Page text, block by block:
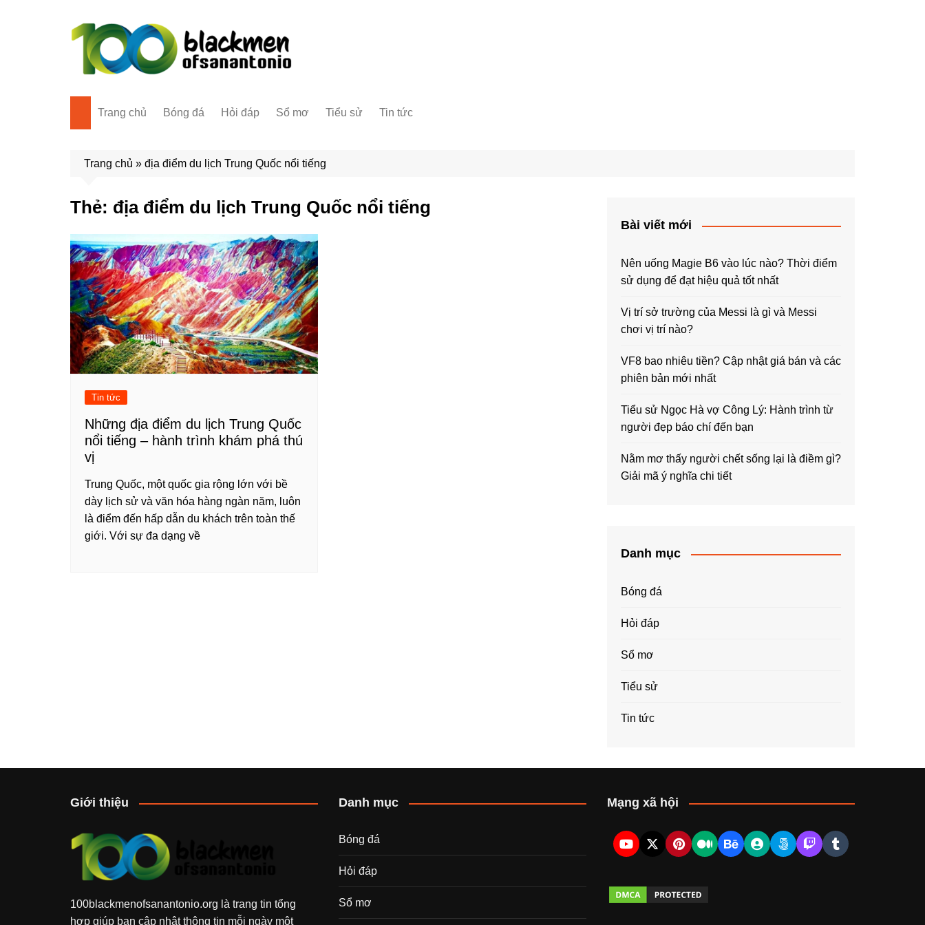
Trang chủ Bóng đá Hỏi đáp Sổ mơ Tiểu sử Tin tức
Trang chủ » địa điểm du lịch Trung Quốc nổi tiếng
Thẻ: địa điểm du lịch Trung Quốc nổi tiếng
Tin tức
Những địa điểm du lịch Trung Quốc
nổi tiếng – hành trình khám phá thú
vị
Trung Quốc, một quốc gia rộng lớn với bề
dày lịch sử và văn hóa hàng ngàn năm, luôn
là điểm đến hấp dẫn du khách trên toàn thế
giới. Với sự đa dạng về
Bài viết mới
Nên uống Magie B6 vào lúc nào? Thời điểm
sử dụng để đạt hiệu quả tốt nhất
Vị trí sở trường của Messi là gì và Messi
chơi vị trí nào?
VF8 bao nhiêu tiền? Cập nhật giá bán và các
phiên bản mới nhất
Tiểu sử Ngọc Hà vợ Công Lý: Hành trình từ
người đẹp báo chí đến bạn
Nằm mơ thấy người chết sống lại là điềm gì?
Giải mã ý nghĩa chi tiết
Danh mục
Bóng đá
Hỏi đáp
Sổ mơ
Tiểu sử
Tin tức
Giới thiệu
100blackmenofsanantonio.org là trang tin tổng
hợp giúp bạn cập nhật thông tin mỗi ngày một
Danh mục
Bóng đá
Hỏi đáp
Sổ mơ
Mạng xã hội